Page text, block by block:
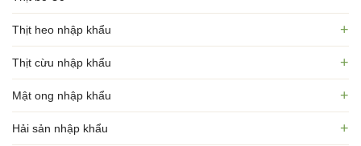
Thịt heo nhập khẩu +
Thịt cừu nhập khẩu +
Mật ong nhập khẩu +
Hải sản nhập khẩu +